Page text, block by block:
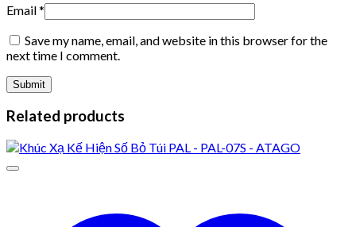
Email*
Save my name, email, and website in this browser for the
next time I comment.
Related products